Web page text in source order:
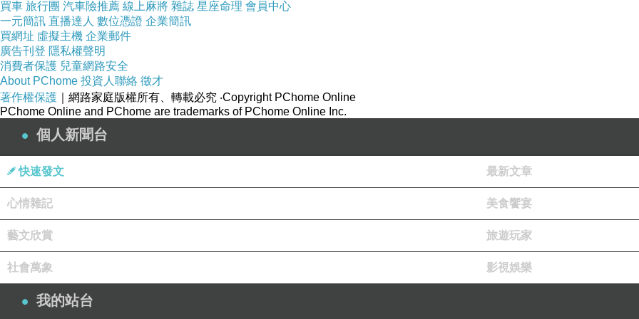
下一篇：台灣•新南向「境外關內」產業經濟特區啟動儀式成功！ 總裁徐俊科、東協會長劉意川攜手台商 推動柬埔寨「拎包創
買車 旅行團 汽車險推薦 線上麻將 雜誌 星座命理 會員中心
一元簡訊 直播達人 數位憑證 企業簡訊
買網址 虛擬主機 企業郵件
廣告刊登 隱私權聲明
消費者保護 兒童網路安全
About PChome 投資人聯絡 徵才
著作權保護 ｜網路家庭版權所有、轉載必究 ‧Copyright PChome Online
PChome Online and PChome are trademarks of PChome Online Inc.
個人新聞台
快速發文 最新文章
心情雜記 美食饗宴
藝文欣賞 旅遊玩家
社會萬象 影視娛樂
我的站台